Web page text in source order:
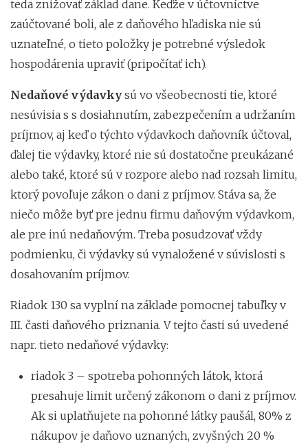
teda znižovať základ dane. Keďže v účtovníctve
zaúčtované boli, ale z daňového hľadiska nie sú
uznateľné, o tieto položky je potrebné výsledok
hospodárenia upraviť (pripočítať ich).
Nedaňové výdavky sú vo všeobecnosti tie, ktoré
nesúvisia s s dosiahnutím, zabezpečením a udržaním
príjmov, aj keď o týchto výdavkoch daňovník účtoval,
ďalej tie výdavky, ktoré nie sú dostatočne preukázané
alebo také, ktoré sú v rozpore alebo nad rozsah limitu,
ktorý povoľuje zákon o dani z príjmov. Stáva sa, že
niečo môže byť pre jednu firmu daňovým výdavkom,
ale pre inú nedaňovým. Treba posudzovať vždy
podmienku, či výdavky sú vynaložené v súvislosti s
dosahovaním príjmov.
Riadok 130 sa vyplní na základe pomocnej tabuľky v
III. časti daňového priznania. V tejto časti sú uvedené
napr. tieto nedaňové výdavky:
riadok 3 – spotreba pohonných látok, ktorá
presahuje limit určený zákonom o dani z príjmov.
Ak si uplatňujete na pohonné látky paušál, 80% z
nákupov je daňovo uznaných, zvyšných 20 %